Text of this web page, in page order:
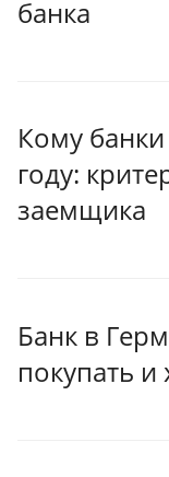
банка
Кому
году:
заемщика
Банк в
покупать